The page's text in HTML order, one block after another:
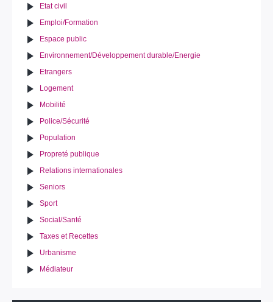
Etat civil
Emploi/Formation
Espace public
Environnement/Développement durable/Energie
Etrangers
Logement
Mobilité
Police/Sécurité
Population
Propreté publique
Relations internationales
Seniors
Sport
Social/Santé
Taxes et Recettes
Urbanisme
Médiateur